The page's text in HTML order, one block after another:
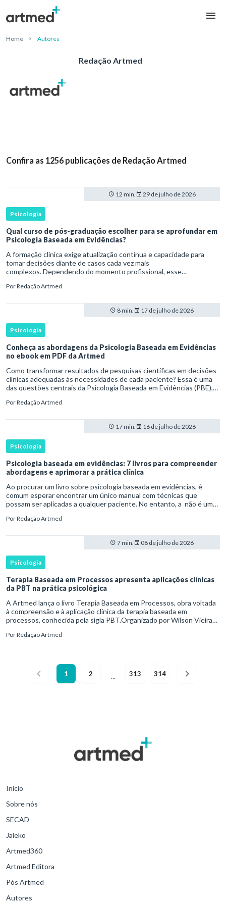
Home Autores
Redação Artmed
Confira as 1256 publicações de Redação Artmed
12 min. 29 de julho de 2026
Psicologia
Qual curso de pós-graduação escolher para se aprofundar em
Psicologia Baseada em Evidências?
A formação clínica exige atualização contínua e capacidade para
tomar decisões diante de casos cada vez mais
complexos. Dependendo do momento profissional, esse
aprofundamento em ou a especializaçã
PorRedação Artmed
8 min. 17 de julho de 2026
Psicologia
Conheça as abordagens da Psicologia Baseada em Evidências
no ebook em PDF da Artmed
Como transformar resultados de pesquisas científicas em decisões
clínicas adequadas às necessidades de cada paciente? Essa é uma
das questões centrais da Psicologia Baseada em Evidências (PBE),
PorRedação Artmed
17 min. 16 de julho de 2026
Psicologia
Psicologia baseada em evidências: 7 livros para compreender
abordagens e aprimorar a prática clínica
Ao procurar um livro sobre psicologia baseada em evidências, é
comum esperar encontrar um único manual com técnicas que
possam ser aplicadas a qualquer paciente. No entanto, a não é uma
PorRedação Artmed
7 min. 08 de julho de 2026
Psicologia
Terapia Baseada em Processos apresenta aplicações clínicas
da PBT na prática psicológica
A Artmed lança o livro Terapia Baseada em Processos, obra voltada
à compreensão e à aplicação clínica da terapia baseada em
processos, conhecida pela sigla PBT.Organizado por Wilson Vieira
PorRedação Artmed
1 2 ... 313 314
Início
Sobre nós
SECAD
Jaleko
Artmed360
Artmed Editora
Pós Artmed
Autores